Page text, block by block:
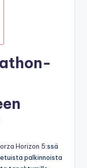
Horizon 5:ssä
palkinnoista